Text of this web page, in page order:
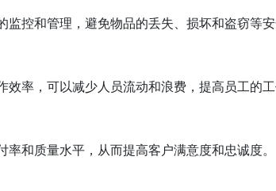
控和管理，避免物品的丢失、损坏和盗窃等安
率，可以减少人员流动和浪费，提高员工的工
和质量水平，从而提高客户满意度和忠诚度。